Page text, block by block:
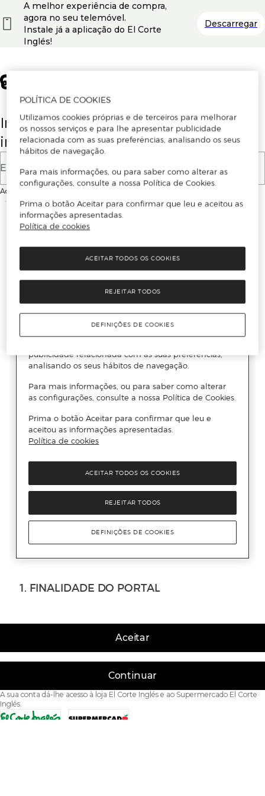
Insira o seu email para se registar ou
iniciar sessão.
E-mail
Ao continuar, aceitas as
Aceitar
Continuar
A sua conta dá-lhe acesso à loja El Corte Inglés e ao Supermercado El Corte
Inglés.
A melhor experiência de compra,
agora no seu telemóvel.
Instale já a aplicação do El Corte
Inglés!
Descarregar
POLÍTICA DE COOKIES
Utilizamos cookies próprias e de terceiros para melhorar
os nossos serviços e para lhe apresentar publicidade
relacionada com as suas preferências, analisando os seus
hábitos de navegação.
Para mais informações, ou para saber como alterar as
configurações, consulte a nossa Política de Cookies.
Prima o botão Aceitar para confirmar que leu e aceitou as
informações apresentadas.
Política de cookies
REJEITAR TODOS
ACEITAR TODOS OS COOKIES
DEFINIÇÕES DE COOKIES